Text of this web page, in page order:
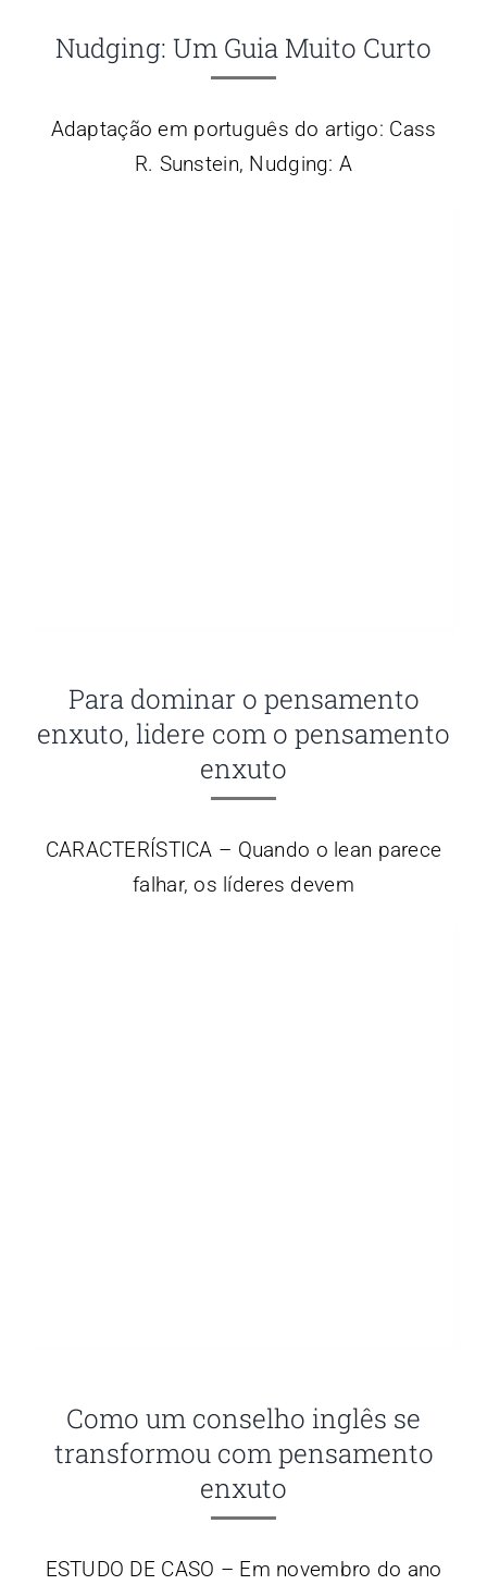
Nudging: Um Guia Muito Curto
Adaptação em português do artigo: Cass
R. Sunstein, Nudging: A
Para dominar o pensamento
enxuto, lidere com o pensamento
enxuto
CARACTERÍSTICA – Quando o lean parece
falhar, os líderes devem
Como um conselho inglês se
transformou com pensamento
enxuto
ESTUDO DE CASO – Em novembro do ano